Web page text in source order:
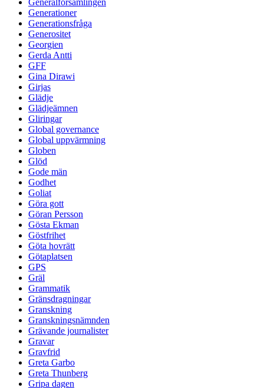
Generationer
Generationsfråga
Generositet
Georgien
Gerda Antti
GFF
Gina Dirawi
Girjas
Glädje
Glädjeämnen
Gliringar
Global governance
Global uppvärmning
Globen
Glöd
Gode män
Godhet
Goliat
Göra gott
Göran Persson
Gösta Ekman
Göstfrihet
Göta hovrätt
Götaplatsen
GPS
Gräl
Grammatik
Gränsdragningar
Granskning
Granskningsnämnden
Grävande journalister
Gravar
Gravfrid
Greta Garbo
Greta Thunberg
Gripa dagen